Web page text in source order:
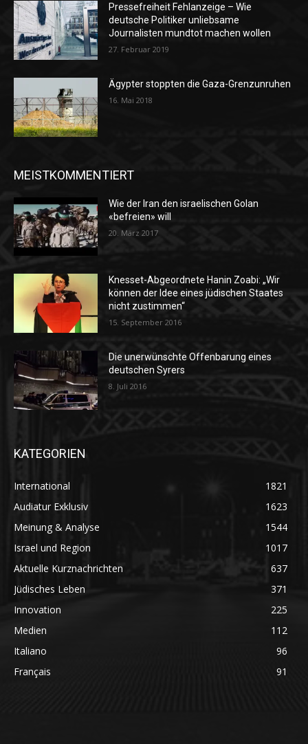
Pressefreiheit Fehlanzeige – Wie
deutsche Politiker unliebsame
Journalisten mundtot machen wollen
27. Februar 2019
Ägypter stoppten die Gaza-Grenzunruhen
16. Mai 2018
MEISTKOMMENTIERT
Wie der Iran den israelischen Golan
«befreien» will
20. März 2017
Knesset-Abgeordnete Hanin Zoabi: „Wir
können der Idee eines jüdischen Staates
nicht zustimmen“
15. September 2016
Die unerwünschte Offenbarung eines
deutschen Syrers
8. Juli 2016
KATEGORIEN
International
1821
Audiatur Exklusiv
1623
Meinung & Analyse
1544
Israel und Region
1017
Aktuelle Kurznachrichten
637
Jüdisches Leben
371
Innovation
225
Medien
112
Italiano
96
Français
91